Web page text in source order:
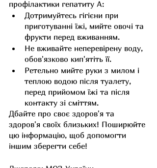
профілактики гепатиту A:
Дотримуйтесь гігієни при
приготуванні їжі, мийте овочі та
фрукти перед вживанням.
Не вживайте неперевірену воду,
обов'язково кип'ятіть її.
Ретельно мийте руки з милом і
теплою водою після туалету,
перед прийомом їжі та після
контакту зі сміттям.
Дбайте про своє здоров'я та
здоров'я своїх близьких! Поширюйте
цю інформацію, щоб допомогти
іншим зберегти себе!